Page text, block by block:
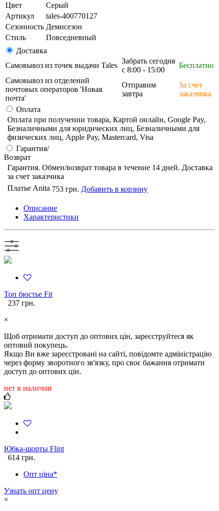
Цвет
Серый
Артикул
tales-400770127
Сезонность Демисезон
Стиль
Повседневный
Доставка
Самовывоз из точек выдачи Tales
Забрать сегодня
с 8:00 - 15:00
Бесплатно
Самовывоз из отделений
почтовых операторов 'Новая
почта'
Отправим
завтра
За счет
заказчика
Оплата
Оплата при получении товара, Картой онлайн, Google Pay,
Безналичными для юридических лиц, Безналичными для
физических лиц, Apple Pay, Mastercard, Visa
Гарантия/
Возврат
Гарантия. Обмен/возврат товара в течение 14 дней. Доставка
за счет заказчика
Платье Anita 753 грн. Добавить в корзину
Описание
Характеристики
Топ бюстье Fit
237 грн.
×
Щоб отримати доступ до оптових цін, зареєструйтеся як
оптовий покупець.
Якщо Ви вже зареєстровані на сайті, повідомте адміністрацію
через форму зворотного зв'язку, про своє бажання отримати
доступ до оптових цін.
нет в наличии
Юбка-шорты Flint
614 грн.
Опт ціна*
Узнать опт цену
×